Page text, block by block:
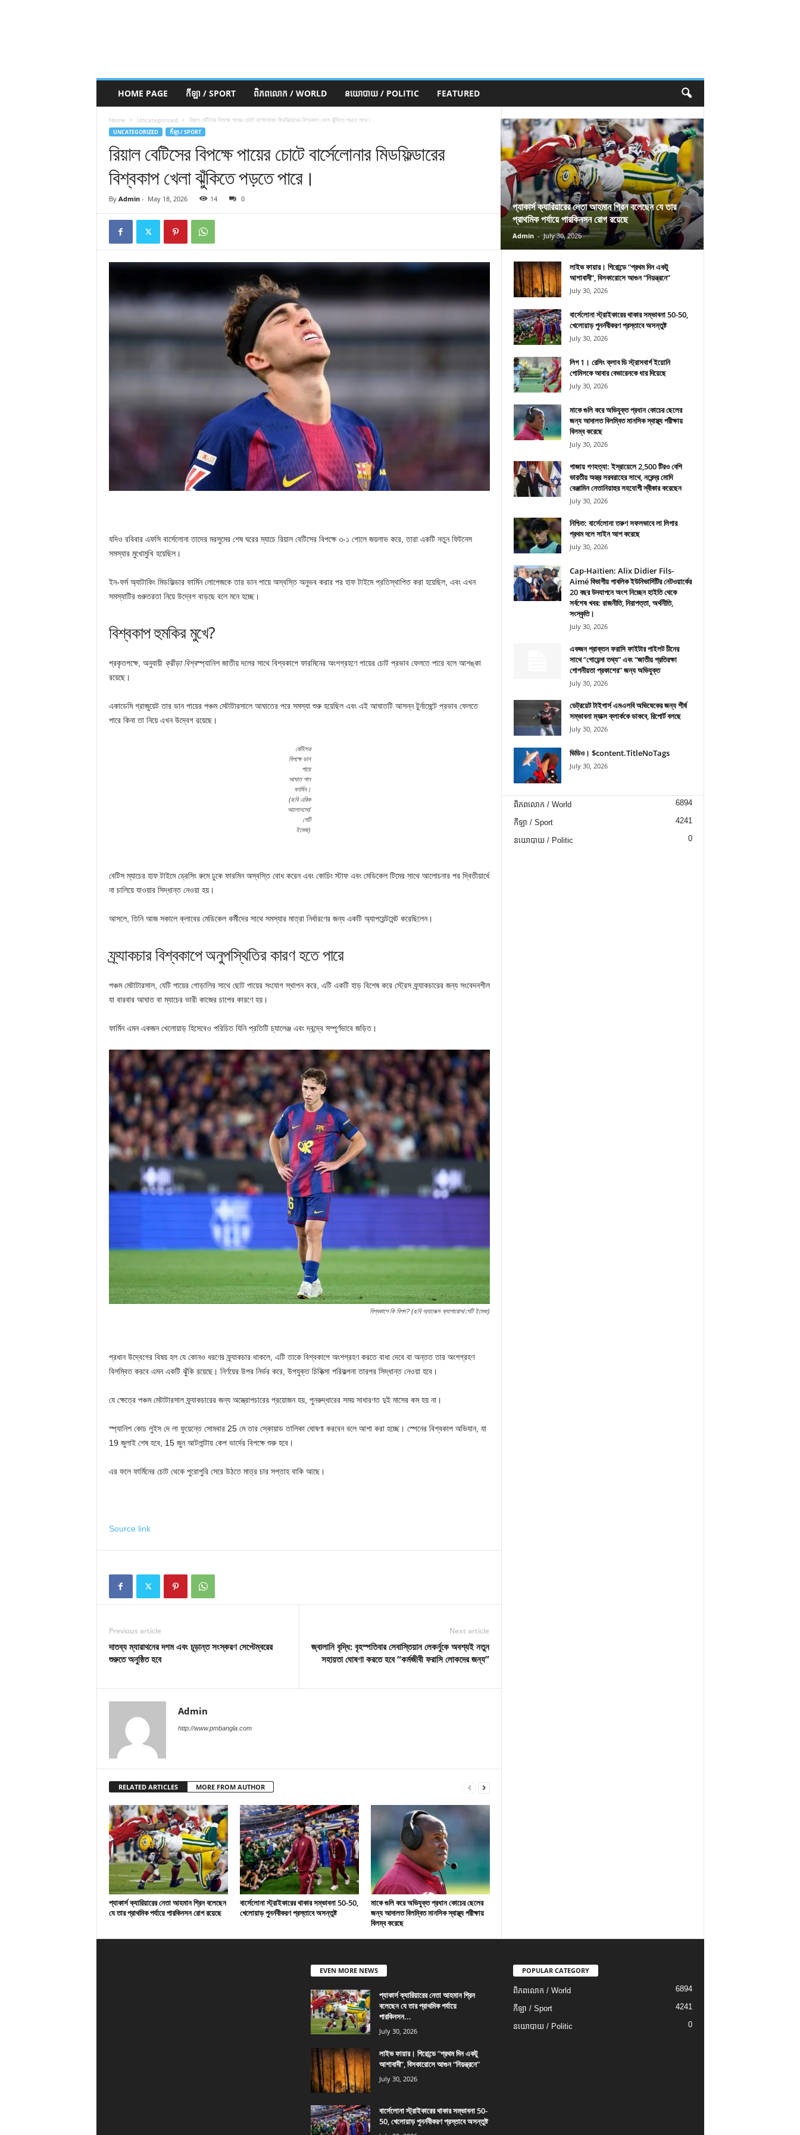
HOME PAGE កីឡា / SPORT ពិភពលោក / WORLD នយោបាយ / POLITIC FEATURED
Home Uncategorized রিয়াল বেটিসের বিপক্ষে পায়ের চোটে বার্সেলোনার মিডফিল্ডারের বিশ্বকাপ খেলা ঝুঁকিতে পড়তে পারে।
UNCATEGORIZED កីឡា / SPORT
রিয়াল বেটিসের বিপক্ষে পায়ের চোটে বার্সেলোনার মিডফিল্ডারের
বিশ্বকাপ খেলা ঝুঁকিতে পড়তে পারে।
By Admin- May 18, 2026 14 0
যদিও রবিবার এফসি বার্সেলোনা তাদের মরসুমের শেষ ঘরের ম্যাচে রিয়াল বেটিসের বিপক্ষে ৩-১ গোলে জয়লাভ করে, তারা একটি নতুন ফিটনেস
সমস্যার মুখোমুখি হয়েছিল।
ইন-ফর্ম অ্যাটাকিং মিডফিল্ডার ফার্মিন লোপেজকে তার ডান পায়ে অস্বস্তি অনুভব করার পর হাফ টাইমে প্রতিস্থাপিত করা হয়েছিল, এবং এখন
সমস্যাটির গুরুতরতা নিয়ে উদ্বেগ বাড়ছে বলে মনে হচ্ছে।
বিশ্বকাপ হুমকির মুখে?
প্রকৃতপক্ষে, অনুযায়ী ক্রীড়া বিশ্বস্প্যানিশ জাতীয় দলের সাথে বিশ্বকাপে ফারমিনের অংশগ্রহণে পায়ের চোট প্রভাব ফেলতে পারে বলে আশঙ্কা
রয়েছে।
একাডেমি গ্রাজুয়েট তার ডান পায়ের পঞ্চম মেটাটারসালে আঘাতের পরে সমস্যা শুরু হয়েছিল এবং এই আঘাতটি আসন্ন টুর্নামেন্টে প্রভাব ফেলতে
পারে কিনা তা নিয়ে এখন উদ্বেগ রয়েছে।
বেটিসের
বিপক্ষে ডান
পায়ে
আঘাত পান
ফার্মিন।
(ছবি এরিক
আলোনসো/
গেটি
ইমেজ)
বেটিস ম্যাচের হাফ টাইমে ড্রেসিং রুমে ঢুকে ফারমিন অস্বস্তি বোধ করেন এবং কোচিং স্টাফ এবং মেডিকেল টিমের সাথে আলোচনার পর দ্বিতীয়ার্ধে
না চালিয়ে যাওয়ার সিদ্ধান্ত নেওয়া হয়।
আসলে, তিনি আজ সকালে ক্লাবের মেডিকেল কর্মীদের সাথে সমস্যার মাত্রা নির্ধারণের জন্য একটি অ্যাপয়েন্টমেন্ট করেছিলেন।
ফ্র্যাকচার বিশ্বকাপে অনুপস্থিতির কারণ হতে পারে
পঞ্চম মেটাটারসাল, যেটি পায়ের গোড়ালির সাথে ছোট পায়ের সংযোগ স্থাপন করে, এটি একটি হাড় বিশেষ করে স্ট্রেস ফ্র্যাকচারের জন্য সংবেদনশীল
যা বারবার আঘাত বা ম্যাচের ভারী কাজের চাপের কারণে হয়।
ফার্মিন এমন একজন খেলোয়াড় হিসেবেও পরিচিত যিনি প্রতিটি চ্যালেঞ্জ এবং দ্বন্দ্বে সম্পূর্ণভাবে জড়িত।
বিশ্বকাপে কি বিপদ? (ছবি অ্যালেক্স ক্যাপারোস/গেটি ইমেজ)
প্রধান উদ্বেগের বিষয় হল যে কোনও ধরণের ফ্র্যাকচার থাকলে, এটি তাকে বিশ্বকাপে অংশগ্রহণ করতে বাধা দেবে বা অন্তত তার অংশগ্রহণ
বিলম্বিত করবে এমন একটি ঝুঁকি রয়েছে। নির্ণয়ের উপর নির্ভর করে, উপযুক্ত চিকিত্সা পরিকল্পনা তারপর সিদ্ধান্ত নেওয়া হবে।
যে ক্ষেত্রে পঞ্চম মেটাটারসাল ফ্র্যাকচারের জন্য অস্ত্রোপচারের প্রয়োজন হয়, পুনরুদ্ধারের সময় সাধারণত দুই মাসের কম হয় না।
স্প্যানিশ কোচ লুইস দে লা ফুয়েন্তে সোমবার 25 মে তার স্কোয়াড তালিকা ঘোষণা করবেন বলে আশা করা হচ্ছে। স্পেনের বিশ্বকাপ অভিযান, যা
19 জুলাই শেষ হবে, 15 জুন আটলান্টায় কেপ ভার্দের বিপক্ষে শুরু হবে।
এর ফলে ফার্মিনের চোট থেকে পুরোপুরি সেরে উঠতে মাত্র চার সপ্তাহ বাকি আছে।
Source link
Previous article
দাতব্য ম্যারাথনের দশম এবং চূড়ান্ত সংস্করণ সেপ্টেম্বরের
শুরুতে অনুষ্ঠিত হবে
Next article
জ্বালানি বৃদ্ধি: বৃহস্পতিবার সেবাস্তিয়ান লেকর্নুকে অবশ্যই নতুন
সহায়তা ঘোষণা করতে হবে “কর্মজীবী ​​ফরাসি লোকদের জন্য”
Admin
http://www.pmbangla.com
RELATED ARTICLES MORE FROM AUTHOR
প্যাকার্স ক্যারিয়ারের নেতা আহমান গ্রিন বলেছেন
যে তার প্রাথমিক পর্যায়ে পারকিনসন রোগ রয়েছে
বার্সেলোনা স্ট্রাইকারের থাকার সম্ভাবনা 50-50,
খেলোয়াড় পুনর্নবীকরণ প্রস্তাবে অসন্তুষ্ট
মাকে গুলি করে অভিযুক্ত প্রধান কোচের ছেলের
জন্য আদালত বিলম্বিত মানসিক স্বাস্থ্য পরীক্ষায়
বিলম্ব করেছে
প্যাকার্স ক্যারিয়ারের নেতা আহমান গ্রিন বলেছেন যে তার
প্রাথমিক পর্যায়ে পারকিনসন রোগ রয়েছে
Admin - July 30, 2026
লাইভ ফায়ার। গিরোন্ডে “প্রথম দিন একটু
আশাবাদী”, বিসকারোসে আগুন “নিয়ন্ত্রনে”
July 30, 2026
বার্সেলোনা স্ট্রাইকারের থাকার সম্ভাবনা 50-50,
খেলোয়াড় পুনর্নবীকরণ প্রস্তাবে অসন্তুষ্ট
July 30, 2026
লিগ 1। রেসিং ক্লাব ডি স্ট্রাসবার্গ ইয়োনি
গোমিসকে আবার বেভারেনকে ধার দিয়েছে
July 30, 2026
মাকে গুলি করে অভিযুক্ত প্রধান কোচের ছেলের
জন্য আদালত বিলম্বিত মানসিক স্বাস্থ্য পরীক্ষায়
বিলম্ব করেছে
July 30, 2026
গাজায় গণহত্যা: ইস্রায়েলে 2,500 টিরও বেশি
ভারতীয় অস্ত্র সরবরাহের সাথে, নরেন্দ্র মোদি
বেঞ্জামিন নেতানিয়াহুর সহযোগী স্বীকার করেছেন
July 30, 2026
নিশ্চিত: বার্সেলোনা তরুণ সফলভাবে লা লিগার
প্রথম দলে সাইন আপ করেছে
July 30, 2026
Cap-Haïtien: Alix Didier Fils-
Aimé বিভাগীয় পাবলিক ইউনিভার্সিটির নেটওয়ার্কের
20 বছর উদযাপনে অংশ নিচ্ছেন হাইতি থেকে
সর্বশেষ খবর: রাজনীতি, নিরাপত্তা, অর্থনীতি,
সংস্কৃতি।
July 30, 2026
একজন প্রাক্তন ফরাসি ফাইটার পাইলট চীনের
সাথে “গোয়েন্দা তথ্য” এবং “জাতীয় প্রতিরক্ষা
গোপনীয়তা প্রকাশের” জন্য অভিযুক্ত
July 30, 2026
ডেট্রয়েট টাইগার্স এমএলবি অভিষেকের জন্য শীর্ষ
সম্ভাবনা ম্যাক্স ক্লার্ককে ডাকবে, রিপোর্ট বলছে
July 30, 2026
ভিডিও। $content.TitleNoTags
July 30, 2026
ពិភពលោក / World 6894
កីឡា / Sport 4241
នយោបាយ / Politic 0
EVEN MORE NEWS
প্যাকার্স ক্যারিয়ারের নেতা আহমান গ্রিন
বলেছেন যে তার প্রাথমিক পর্যায়ে
পারকিনসন...
July 30, 2026
লাইভ ফায়ার। গিরোন্ডে “প্রথম দিন একটু
আশাবাদী”, বিসকারোসে আগুন “নিয়ন্ত্রনে”
July 30, 2026
বার্সেলোনা স্ট্রাইকারের থাকার সম্ভাবনা 50-
50, খেলোয়াড় পুনর্নবীকরণ প্রস্তাবে অসন্তুষ্ট
POPULAR CATEGORY
ពិភពលោក / World 6894
កីឡា / Sport 4241
នយោបាយ / Politic 0